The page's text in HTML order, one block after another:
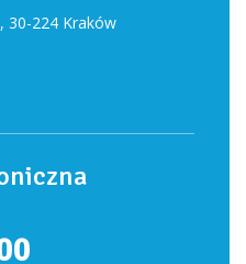
30-224 Kraków